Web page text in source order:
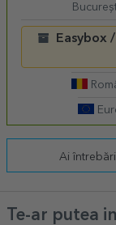
Easybox
Ai
Te-ar putea